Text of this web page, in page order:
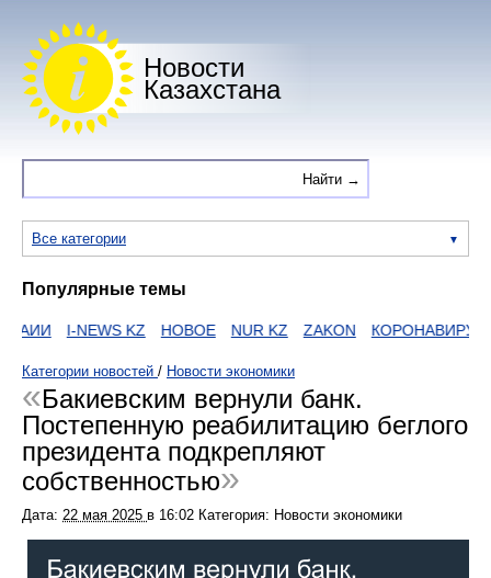
Новости
Казахстана
Все категории
Популярные темы
I-NEWS KZ НОВОЕ NUR KZ ZAKON КОРОНАВИРУС
Категории новостей / Новости экономики
Бакиевским вернули банк.
Постепенную реабилитацию беглого
президента подкрепляют
собственностью
Дата: 22 мая 2025 в 16:02 Категория: Новости экономики